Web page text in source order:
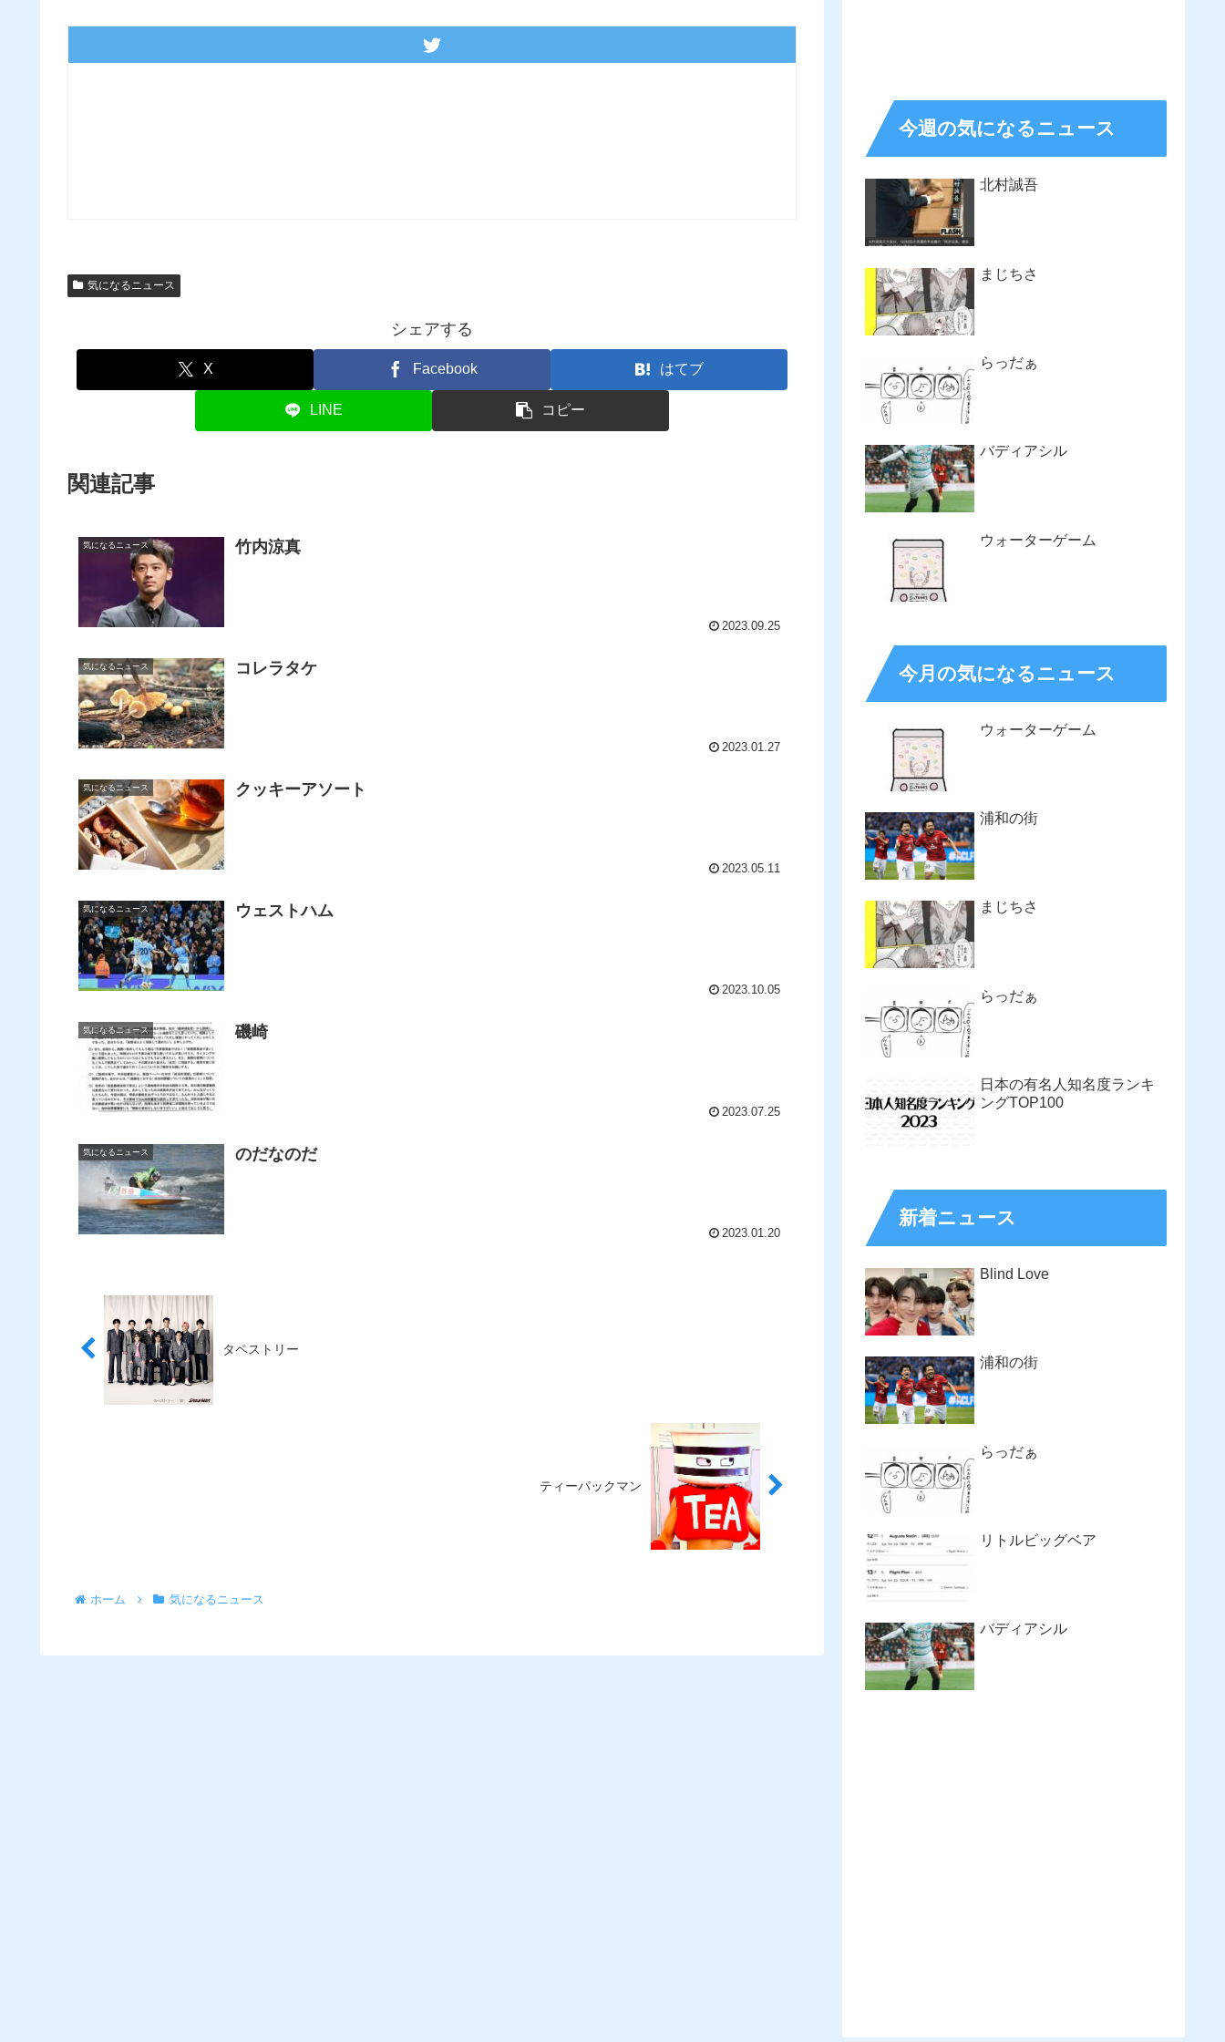
気になるニュース
シェアする
X Facebook はてブ
LINE コピー
関連記事
気になるニュース 竹内涼真
2023.09.25
気になるニュース コレラタケ
2023.01.27
気になるニュース クッキーアソート
2023.05.11
気になるニュース ウェストハム
2023.10.05
気になるニュース 磯崎
2023.07.25
気になるニュース のだなのだ
2023.01.20
タペストリー
ティーパックマン
ホーム 気になるニュース
今週の気になるニュース
北村誠吾
まじちさ
らっだぁ
バディアシル
ウォーターゲーム
今月の気になるニュース
ウォーターゲーム
浦和の街
まじちさ
らっだぁ
日本の有名人知名度ランキ
ングTOP100
新着ニュース
Blind Love
浦和の街
らっだぁ
リトルビッグベア
バディアシル